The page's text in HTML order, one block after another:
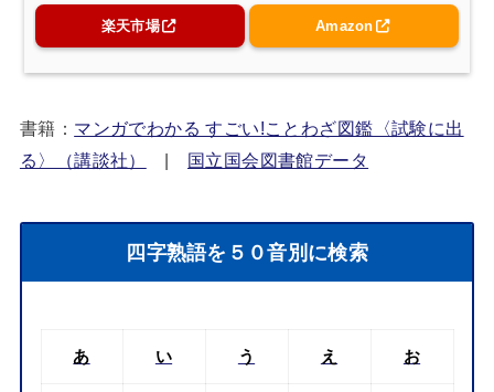
楽天市場 Amazon
書籍： マンガでわかる すごい!ことわざ図鑑〈試験に出
る〉（講談社）
| 国立国会図書館データ
四字熟語を５０音別に検索
あ い う え お